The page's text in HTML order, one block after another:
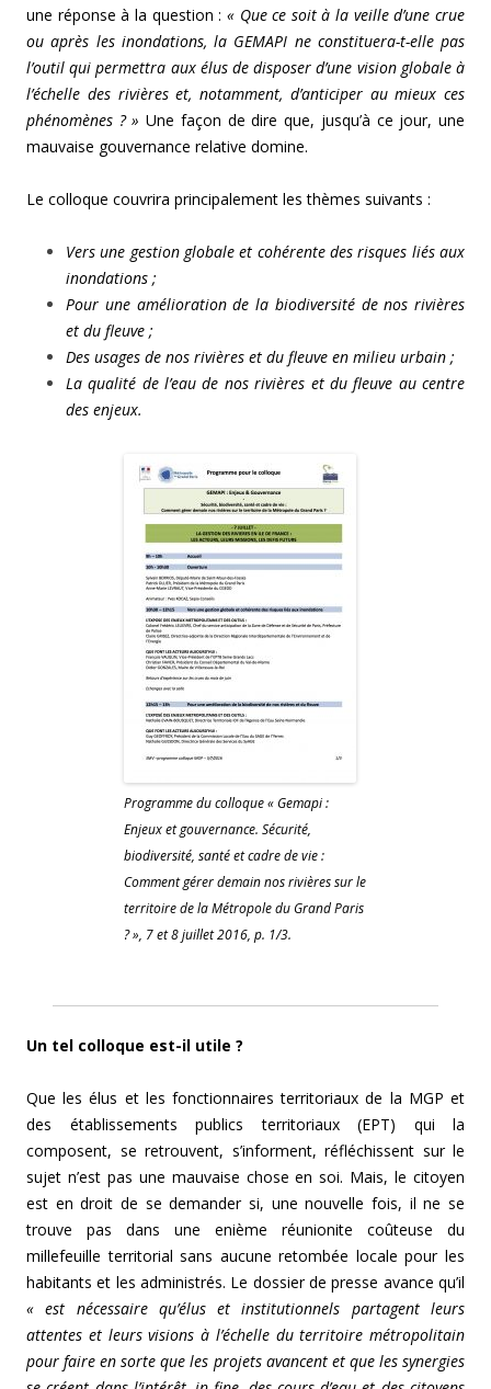
une réponse à la question : « Que ce soit à la veille d’une crue
ou après les inondations, la GEMAPI ne constituera-t-elle pas
l’outil qui permettra aux élus de disposer d’une vision globale à
l’échelle des rivières et, notamment, d’anticiper au mieux ces
phénomènes ? »Une façon de dire que, jusqu’à ce jour, une
mauvaise gouvernance relative domine.
Le colloque couvrira principalement les thèmes suivants :
Vers une gestion globale et cohérente des risques liés aux
inondations ;
Pour une amélioration de la biodiversité de nos rivières
et du fleuve ;
Des usages de nos rivières et du fleuve en milieu urbain ;
La qualité de l’eau de nos rivières et du fleuve au centre
des enjeux.
Programme du colloque « Gemapi :
Enjeux et gouvernance. Sécurité,
biodiversité, santé et cadre de vie :
Comment gérer demain nos rivières sur le
territoire de la Métropole du Grand Paris
? », 7 et 8 juillet 2016, p. 1/3.
Un tel colloque est-il utile ?
Que les élus et les fonctionnaires territoriaux de la MGP et
des établissements publics territoriaux (EPT) qui la
composent, se retrouvent, s’informent, réfléchissent sur le
sujet n’est pas une mauvaise chose en soi. Mais, le citoyen
est en droit de se demander si, une nouvelle fois, il ne se
trouve pas dans une enième réunionite coûteuse du
millefeuille territorial sans aucune retombée locale pour les
habitants et les administrés. Le dossier de presse avance qu’il
« est nécessaire qu’élus et institutionnels partagent leurs
attentes et leurs visions à l’échelle du territoire métropolitain
pour faire en sorte que les projets avancent et que les synergies